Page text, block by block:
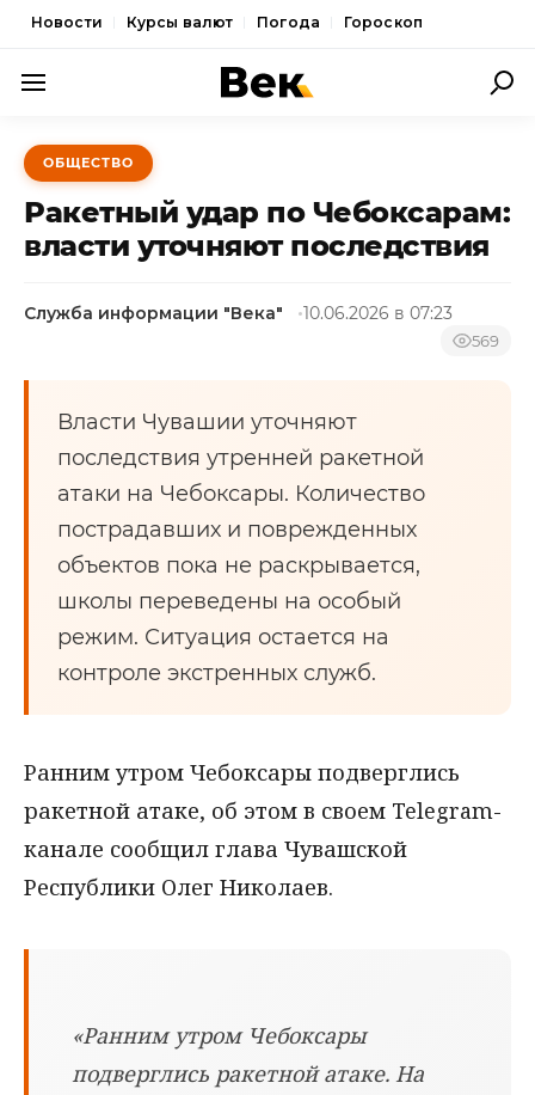
Новости Курсы валют Погода Гороскоп
ПОЛИТИКА
ЭКОНОМИКА
ОБЩЕСТВО
КУЛЬТУРА
НОВОСТИ
ОБЩЕСТВО
Ракетный удар по Чебоксарам:
власти уточняют последствия
Служба информации "Века" 10.06.2026 в 07:23
569
Власти Чувашии уточняют
последствия утренней ракетной
атаки на Чебоксары. Количество
пострадавших и поврежденных
объектов пока не раскрывается,
школы переведены на особый
режим. Ситуация остается на
контроле экстренных служб.
Ранним утром Чебоксары подверглись
ракетной атаке, об этом в своем Telegram-
канале сообщил глава Чувашской
Республики Олег Николаев.
«Ранним утром Чебоксары
подверглись ракетной атаке. На